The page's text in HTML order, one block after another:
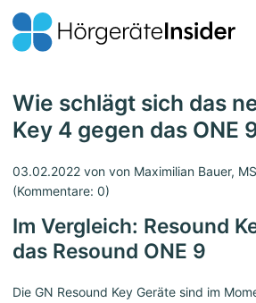
Wie schlägt sich das
Key 4 gegen das ONE
03.02.2022 von von Maximilian Bauer,
(Kommentare: 0)
Im Vergleich: Resound
das Resound ONE 9
Die GN Resound Key Geräte sind im